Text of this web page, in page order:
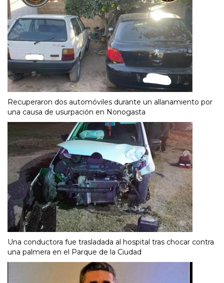
Recuperaron dos automóviles durante un allanamiento por
una causa de usurpación en Nonogasta
Una conductora fue trasladada al hospital tras chocar contra
una palmera en el Parque de la Ciudad